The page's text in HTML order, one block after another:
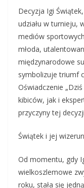
Decyzja Igi
udziału w turnieju,
mediów
młoda,
międzynarodowe
symbolizuje triumf
Oświadczenie
kibiców, jak i
przyczyny tej
Świątek i jej
Od momentu, gdy
wielkoszlemowe
roku, stała się